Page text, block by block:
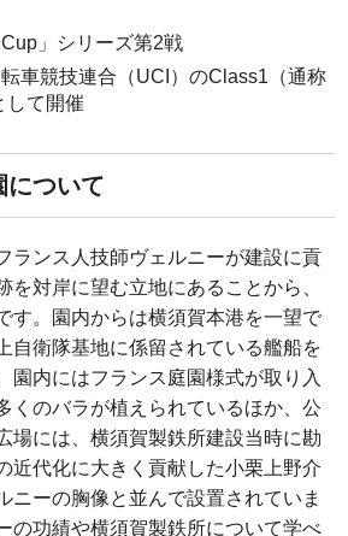
」シリーズ第2戦
車競技連合（UCI）のClass1（通称
して開催
について
ランス人技師ヴェルニーが建設に貢
を対岸に望む立地にあることから、
す。園内からは横須賀本港を一望で
自衛隊基地に係留されている艦船を
園内にはフランス庭園様式が取り入
くのバラが植えられているほか、公
場には、横須賀製鉄所建設当時に勘
近代化に大きく貢献した小栗上野介
ニーの胸像と並んで設置されていま
の功績や横須賀製鉄所について学べ